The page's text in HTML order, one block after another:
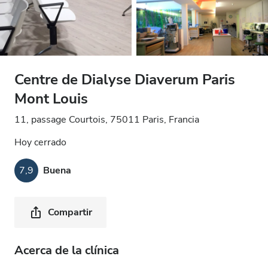
Centre de Dialyse Diaverum Paris
Mont Louis
11, passage Courtois, 75011 Paris, Francia
Hoy cerrado
7,9 Buena
Compartir
Acerca de la clínica